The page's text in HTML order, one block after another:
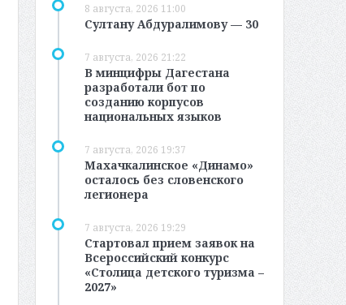
8 августа, 2026 11:00
Султану Абдуралимову — 30
7 августа, 2026 21:22
В минцифры Дагестана
разработали бот по
созданию корпусов
национальных языков
7 августа, 2026 19:37
Махачкалинское «Динамо»
осталось без словенского
легионера
7 августа, 2026 19:29
Стартовал прием заявок на
Всероссийский конкурс
«Столица детского туризма –
2027»